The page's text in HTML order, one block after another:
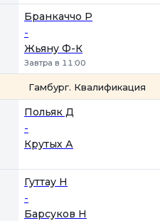
Бранкаччо Р
-
Жьяну Ф-К
Завтра в 11:00
Гамбург. Квалификация
Польяк Д
-
Крутых А
Гуттау Н
-
Барсуков Н